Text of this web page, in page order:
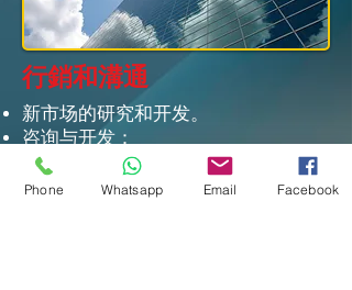
行銷和溝通
新市场的研究和开发。
咨询与开发：
商业网络
营销项目。
Phone Whatsapp Email Facebook